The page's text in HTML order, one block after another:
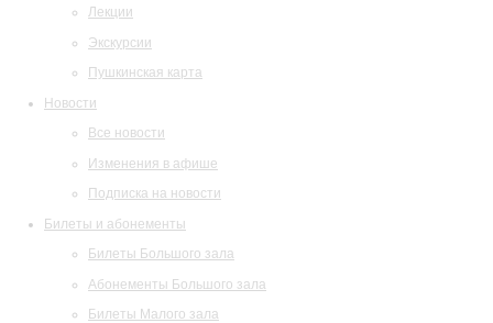
Лекции
Экскурсии
Пушкинская карта
Новости
Все новости
Изменения в афише
Подписка на новости
Билеты и абонементы
Билеты Большого зала
Абонементы Большого зала
Билеты Малого зала